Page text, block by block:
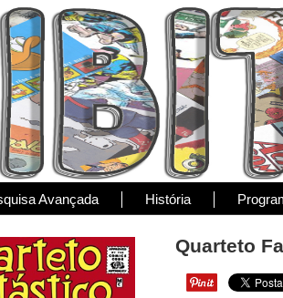
Avançada História
Quarteto